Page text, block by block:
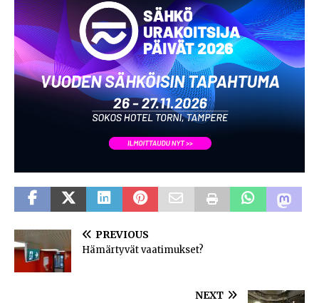
PREVIOUS
Hämärtyvät vaatimukset?
NEXT